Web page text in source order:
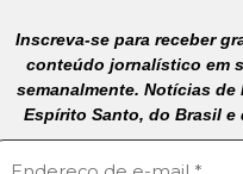
Inscreva-se para receber
conteúdo jornalístico em
semanalmente. Notícias de
Espírito Santo, do Brasil e